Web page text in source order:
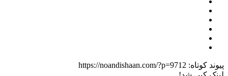
پیوند کوتاه: https://noandishaan.com/?p=9712